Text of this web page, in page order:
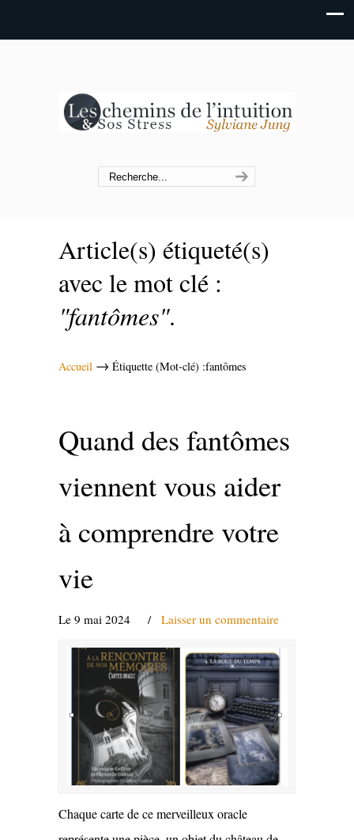
Article(s) étiqueté(s)
avec le mot clé :
"fantômes".
Accueil → Étiquette (Mot-clé) :fantômes
Quand des fantômes
viennent vous aider
à comprendre votre
vie
Le 9 mai 2024 / Laisser un commentaire
Chaque carte de ce merveilleux oracle